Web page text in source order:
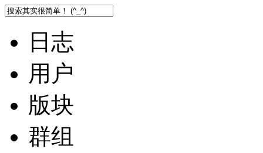
日志
用户
版块
群组